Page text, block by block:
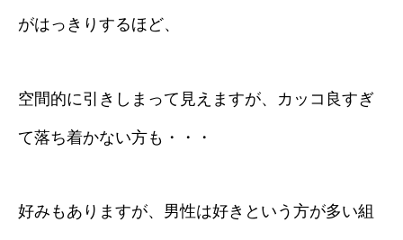
がはっきりするほど、
空間的に引きしまって見えますが、カッコ良すぎ
て落ち着かない方も・・・
好みもありますが、男性は好きという方が多い組